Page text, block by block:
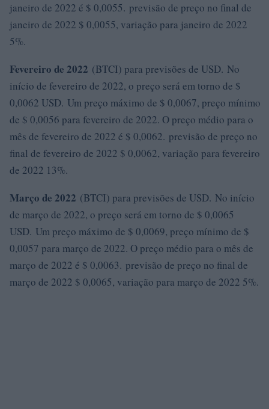
janeiro de 2022 é $ 0,0055. previsão de preço no final de
janeiro de 2022 $ 0,0055, variação para janeiro de 2022
5%.
Fevereiro de 2022 (BTCI) para previsões de USD. No
início de fevereiro de 2022, o preço será em torno de $
0,0062 USD. Um preço máximo de $ 0,0067, preço mínimo
de $ 0,0056 para fevereiro de 2022. O preço médio para o
mês de fevereiro de 2022 é $ 0,0062. previsão de preço no
final de fevereiro de 2022 $ 0,0062, variação para fevereiro
de 2022 13%.
Março de 2022 (BTCI) para previsões de USD. No início
de março de 2022, o preço será em torno de $ 0,0065
USD. Um preço máximo de $ 0,0069, preço mínimo de $
0,0057 para março de 2022. O preço médio para o mês de
março de 2022 é $ 0,0063. previsão de preço no final de
março de 2022 $ 0,0065, variação para março de 2022 5%.